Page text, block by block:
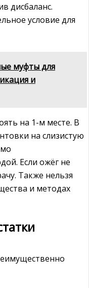
дисбаланс.
условие для
муфты для
и
на 1-м месте. В
на слизистую
Если ожёг не
Также нельзя
и методах